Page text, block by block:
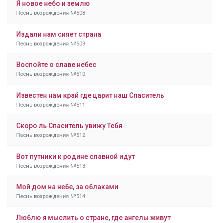
Я новое небо и землю
Песнь возрождения №508
Издали нам сияет страна
Песнь возрождения №509
Воспойте о славе небес
Песнь возрождения №510
Известен нам край где царит наш Спаситель
Песнь возрождения №511
Скоро ль Спаситель увижу Тебя
Песнь возрождения №512
Вот путники к родине славной идут
Песнь возрождения №513
Мой дом на небе, за облаками
Песнь возрождения №514
Люблю я мыслить о стране, где ангелы живут